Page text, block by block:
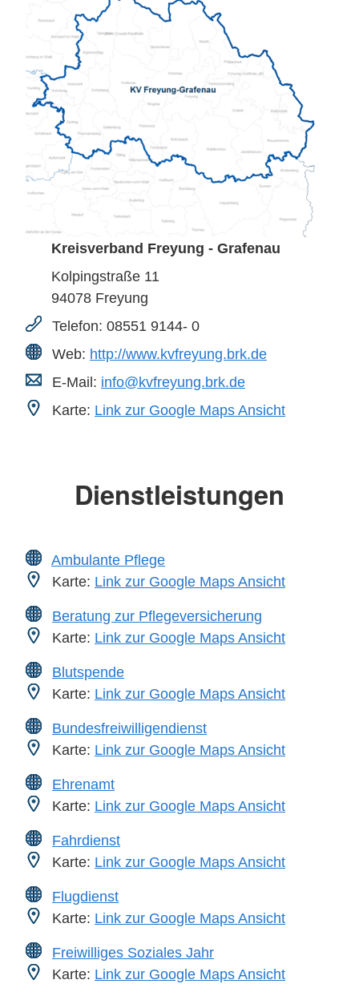
Kreisverband Freyung - Grafenau
Kolpingstraße 11
94078 Freyung
Telefon: 08551 9144- 0
Web: http://www.kvfreyung.brk.de
E-Mail: info@kvfreyung.brk.de
Karte: Link zur Google Maps Ansicht
Dienstleistungen
Ambulante Pflege
Karte: Link zur Google Maps Ansicht
Beratung zur Pflegeversicherung
Karte: Link zur Google Maps Ansicht
Blutspende
Karte: Link zur Google Maps Ansicht
Bundesfreiwilligendienst
Karte: Link zur Google Maps Ansicht
Ehrenamt
Karte: Link zur Google Maps Ansicht
Fahrdienst
Karte: Link zur Google Maps Ansicht
Flugdienst
Karte: Link zur Google Maps Ansicht
Freiwilliges Soziales Jahr
Karte: Link zur Google Maps Ansicht